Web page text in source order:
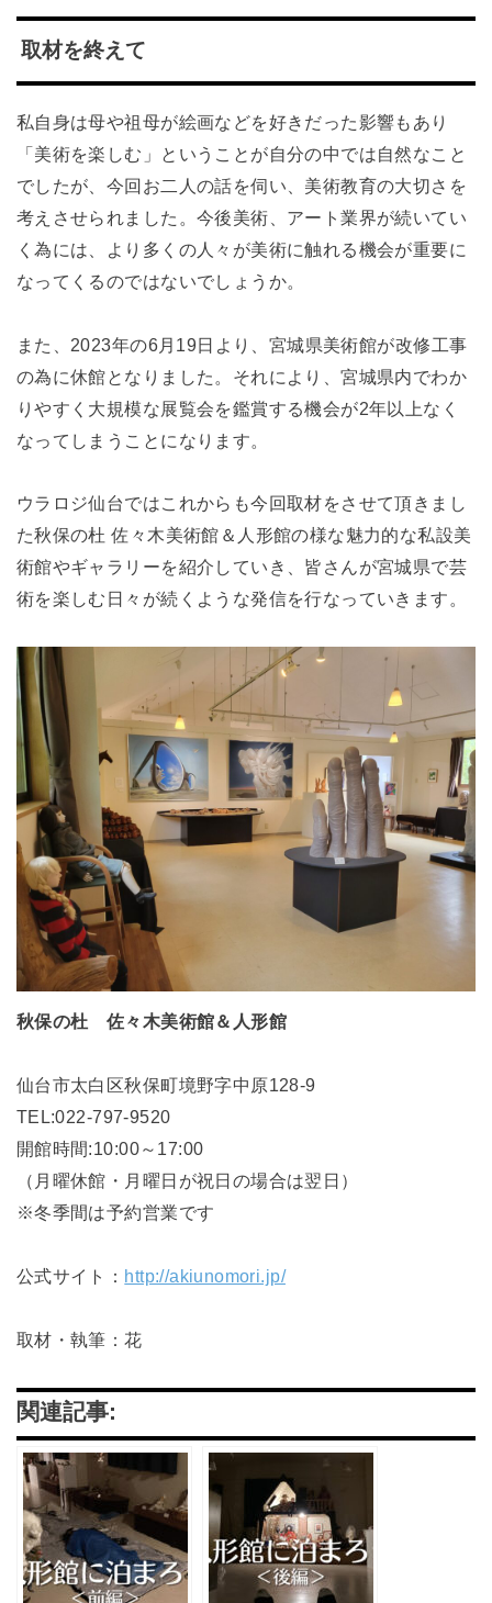
取材を終えて
私自身は母や祖母が絵画などを好きだった影響もあり
「美術を楽しむ」ということが自分の中では自然なこと
でしたが、今回お二人の話を伺い、美術教育の大切さを
考えさせられました。今後美術、アート業界が続いてい
く為には、より多くの人々が美術に触れる機会が重要に
なってくるのではないでしょうか。
また、2023年の6月19日より、宮城県美術館が改修工事
の為に休館となりました。 それにより、宮城県内でわか
りやすく大規模な展覧会を鑑賞する機会が2年以上なく
なってしまうことになります。
ウラロジ仙台ではこれからも今回取材をさせて頂きまし
た秋保の杜 佐々木美術館＆人形館の様な魅力的な私設美
術館やギャラリーを紹介していき、皆さんが宮城県で芸
術を楽しむ日々が続くような発信を行なっていきます。
秋保の杜 佐々木美術館＆人形館
仙台市太白区秋保町境野字中原128-9
TEL:022-797-9520
開館時間:10:00～17:00
（月曜休館・月曜日が祝日の場合は翌日）
※冬季間は予約営業です
公式サイト： http://akiunomori.jp/
取材・執筆：花
関連記事: